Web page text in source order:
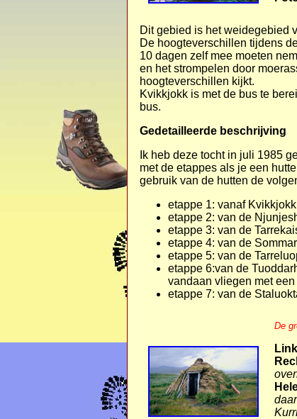
Dit gebied is het weidegebied
De hoogteverschillen tijdens
10 dagen zelf mee moeten
en het strompelen door
hoogteverschillen kijkt.
Kvikkjokk is met de bus te
bus.
Gedetailleerde beschrijving
Ik heb deze tocht in juli 1985
met de etappes als je een
gebruik van de hutten de
etappe 1: vanaf
etappe 2: van de
etappe 3: van de
etappe 4: van de
etappe 5: van de
etappe 6:van de
vandaan vliegen met
etappe 7: van de
De